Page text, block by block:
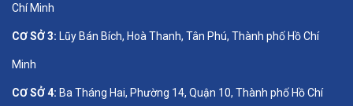
Chí Minh
CƠ SỞ 3: Lũy Bán Bích, Hoà Thanh, Tân Phú, Thành phố Hồ Chí
Minh
CƠ SỞ 4: Ba Tháng Hai, Phường 14, Quận 10, Thành phố Hồ Chí